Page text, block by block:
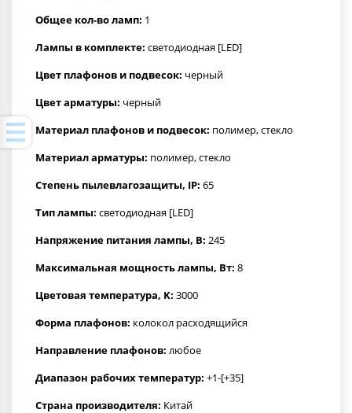
Общее кол-во ламп: 1
Лампы в комплекте: светодиодная [LED]
Цвет плафонов и подвесок: черный
Цвет арматуры: черный
Материал плафонов и подвесок: полимер, стекло
Материал арматуры: полимер, стекло
Степень пылевлагозащиты, IP: 65
Тип лампы: светодиодная [LED]
Напряжение питания лампы, В: 245
Максимальная мощность лампы, Вт: 8
Цветовая температура, K: 3000
Форма плафонов: колокол расходящийся
Направление плафонов: любое
Диапазон рабочих температур: +1-[+35]
Страна производителя: Китай